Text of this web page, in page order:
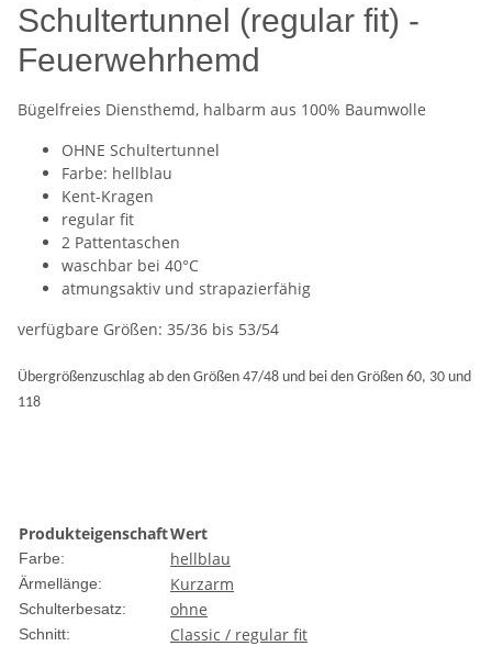
Schultertunnel (regular fit) -
Feuerwehrhemd
Bügelfreies Diensthemd, halbarm aus 100% Baumwolle
OHNE Schultertunnel
Farbe: hellblau
Kent-Kragen
regular fit
2 Pattentaschen
waschbar bei 40°C
atmungsaktiv und strapazierfähig
verfügbare Größen: 35/36 bis 53/54
Übergrößenzuschlag ab den Größen 47/48 und bei den Größen 60, 30 und
118
ProdukteigenschaftWert
Farbe: hellblau
Ärmellänge: Kurzarm
Schulterbesatz: ohne
Schnitt: Classic / regular fit